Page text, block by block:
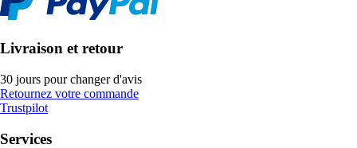
Livraison et retour
30 jours pour changer d'avis
Retournez votre commande
Trustpilot
Services